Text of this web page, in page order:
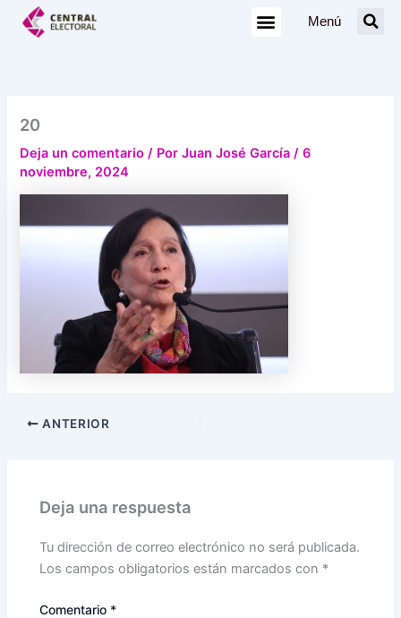
Menú
20
Deja un comentario / PorJuan José García/6
noviembre, 2024
ANTERIOR
Deja una respuesta
Tu dirección de correo electrónico no será publicada.
Los campos obligatorios están marcados con *
Comentario *